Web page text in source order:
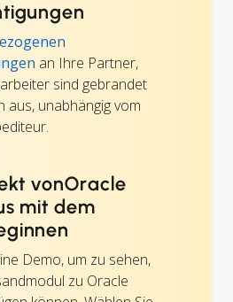
an Ihre Partner,
sind gebrandet
aus, unabhängig vom
vonOracle
mit dem
Demo, um zu sehen,
zu Oracle